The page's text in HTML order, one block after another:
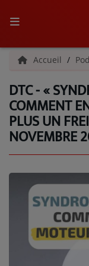
ACCUEIL
RADIO
QUI SOMMES-NOUS
L'ÉQUIPE
C'ÉTAIT QUOI CE
MÉDIAS
PODCASTS - SAISON
Accueil
DTC - «
COMMENT
PLUS UN
NOVEMBRE